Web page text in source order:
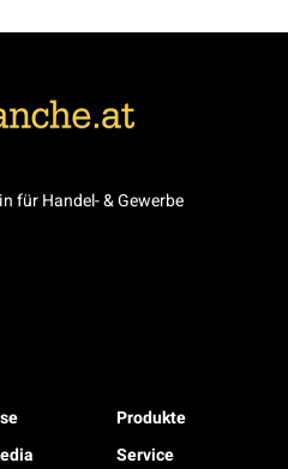
für Handel- & Gewerbe
Produkte
Service